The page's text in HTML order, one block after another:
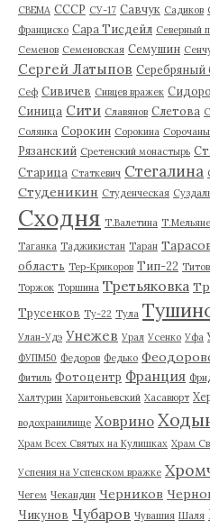
СВЕМА СССР СУ-17 Савчук Садиков
Франциско Сара Тисдейл Северный
Семенов Семеновская Семушин
Сергей Латыпов Серебряный
Сеф Сивичев Сивцев вражек
Синица Сити Славянов Слетова
Солянка Сорокин Сорокина Сорочаны
Рязанский Сретенский монастырь
Старица Статкевич Стегалина
Студеникин Студенческая
Сходня Т.Валетина
Таганка Таджикистан Таран
область Тер-Крикоров Тип-22 Титов
Торжок Торшина Третьяковка
Трусенков Ту-22 Тула
Улан-Удэ Унежев Урал Усенко Уфа
ФУПМ50 Федоров Федько
Фитиль Фотоцентр Франция
Халтурин Харитоньевский Хасавюрт
водохранилище Ховрино
Храм Всех Святых на Кулишках Храм
Успения на Успенском вражке
Чегем Чекандин Черников
Чикунов Чубаров Чувашия Шаля